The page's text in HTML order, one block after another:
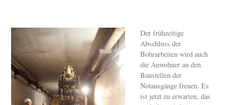
Der frühzeitige
Abschluss der
Bohrarbeiten wird auch
die Anwohner an den
Baustellen der
Notausgänge freuen. Es
ist jetzt zu erwarten, das